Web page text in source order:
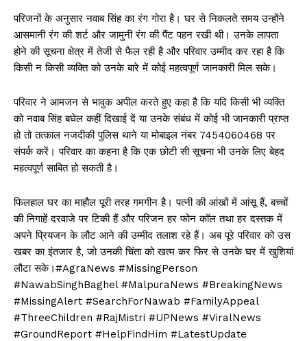
परिजनों के अनुसार नवाब सिंह का रंग गोरा है। घर से निकलते समय उन्होंने
आसमानी रंग की शर्ट और जामुनी रंग की पैंट पहन रखी थी। उनके लापता
होने की सूचना क्षेत्र में तेजी से फैल रही है और परिवार उम्मीद कर रहा है कि
किसी न किसी व्यक्ति को उनके बारे में कोई महत्वपूर्ण जानकारी मिल सके।
परिवार ने आमजन से भावुक अपील करते हुए कहा है कि यदि किसी भी व्यक्ति
को नवाब सिंह बघेल कहीं दिखाई दें या उनके संबंध में कोई भी जानकारी प्राप्त
हो तो तत्काल नजदीकी पुलिस थाने या मोबाइल नंबर 7454060468 पर
संपर्क करें। परिवार का कहना है कि एक छोटी सी सूचना भी उनके लिए बेहद
महत्वपूर्ण साबित हो सकती है।
फिलहाल घर का माहौल पूरी तरह गमगीन है। पत्नी की आंखों में आंसू हैं, बच्चों
की निगाहें दरवाजे पर टिकी हैं और परिजन हर फोन कॉल तथा हर दस्तक में
अपने प्रियजन के लौट आने की उम्मीद तलाश रहे हैं। अब पूरे परिवार को उस
खबर का इंतजार है, जो उनकी चिंता को खत्म कर फिर से उनके घर में खुशियां
लौटा सके।#AgraNews #MissingPerson
#NawabSinghBaghel #MalpuraNews #BreakingNews
#MissingAlert #SearchForNawab #FamilyAppeal
#ThreeChildren #RajMistri #UPNews #ViralNews
#GroundReport #HelpFindHim #LatestUpdate